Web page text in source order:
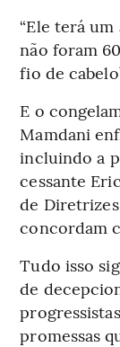
“Ele terá
não foram
fio de
E o
Mamdani
incluindo a
cessante
de
concordam
Tudo isso
de
promessas